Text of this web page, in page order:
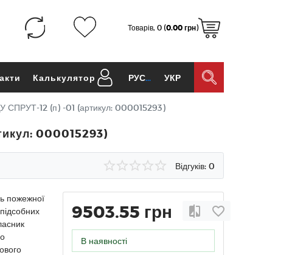
Товарів, 0 (0.00 грн)
Калькулятор РУС УКР
СПРУТ-12 (п) -01 (артикул: 000015293)
000015293)
Відгуків: 0
9503.55 грн
В наявності
пожежної